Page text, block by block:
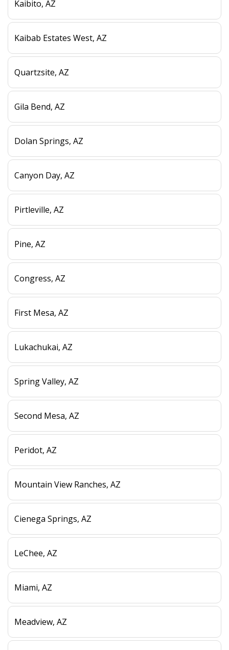
Kaibito, AZ
Kaibab Estates West, AZ
Quartzsite, AZ
Gila Bend, AZ
Dolan Springs, AZ
Canyon Day, AZ
Pirtleville, AZ
Pine, AZ
Congress, AZ
First Mesa, AZ
Lukachukai, AZ
Spring Valley, AZ
Second Mesa, AZ
Peridot, AZ
Mountain View Ranches, AZ
Cienega Springs, AZ
LeChee, AZ
Miami, AZ
Meadview, AZ